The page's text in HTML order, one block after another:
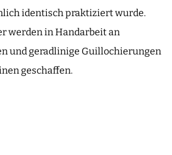
identisch praktiziert wurde.
werden in Handarbeit an
und geradlinige Guillochierungen
geschaffen.